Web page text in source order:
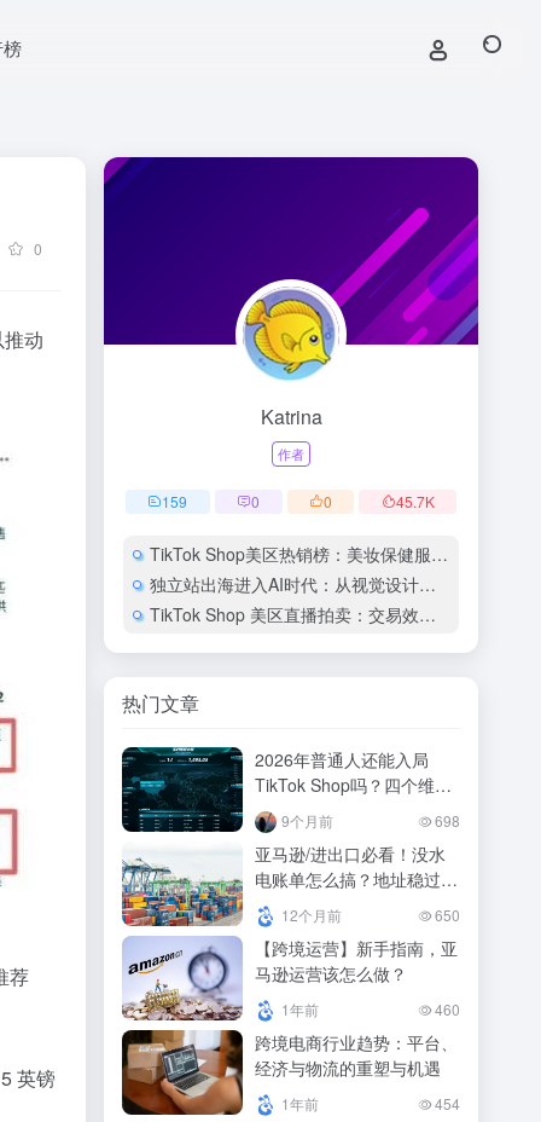
0
动
荐
英镑
Katrina
作者
159 0 0 45.7K
TikTok Shop美区热销榜：美妆保健服饰占67%销售额
独立站出海进入AI时代：从视觉设计到网站上线的实践路径
TikTok Shop 美区直播拍卖：交易效率是普通直播的4倍
热门文章
2026年普通人还能入局
TikTok Shop吗？四个维度
看清机遇与挑战
9个月前 698
亚马逊/进出口必看！没水
电账单怎么搞？地址稳过
审，拒交智商税一篇给你讲
明白！！
12个月前 650
【跨境运营】新手指南，亚
马逊运营该怎么做？
1年前 460
跨境电商行业趋势：平台、
经济与物流的重塑与机遇
1年前 454